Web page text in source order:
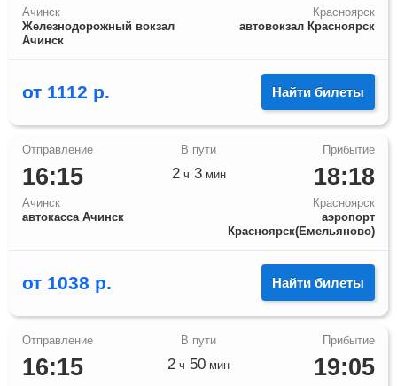
Ачинск
Железнодорожный вокзал
Ачинск
Красноярск
автовокзал Красноярск
от 1112 р. Найти билеты
16:15
Ачинск
автокасса Ачинск
18:18
Красноярск
аэропорт
Красноярск(Емельяново)
2ч 3мин
от 1038 р. Найти билеты
16:15 19:05
2 ч 50 мин